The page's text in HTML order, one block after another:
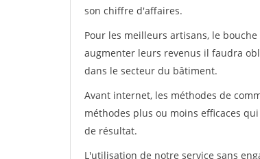
son chiffre d'affaires.
Pour les meilleurs artisans, le
augmenter leurs revenus il faudra
dans le secteur du bâtiment.
Avant internet, les méthodes de
méthodes plus ou moins efficaces
de résultat.
L'utilisation de notre service sans